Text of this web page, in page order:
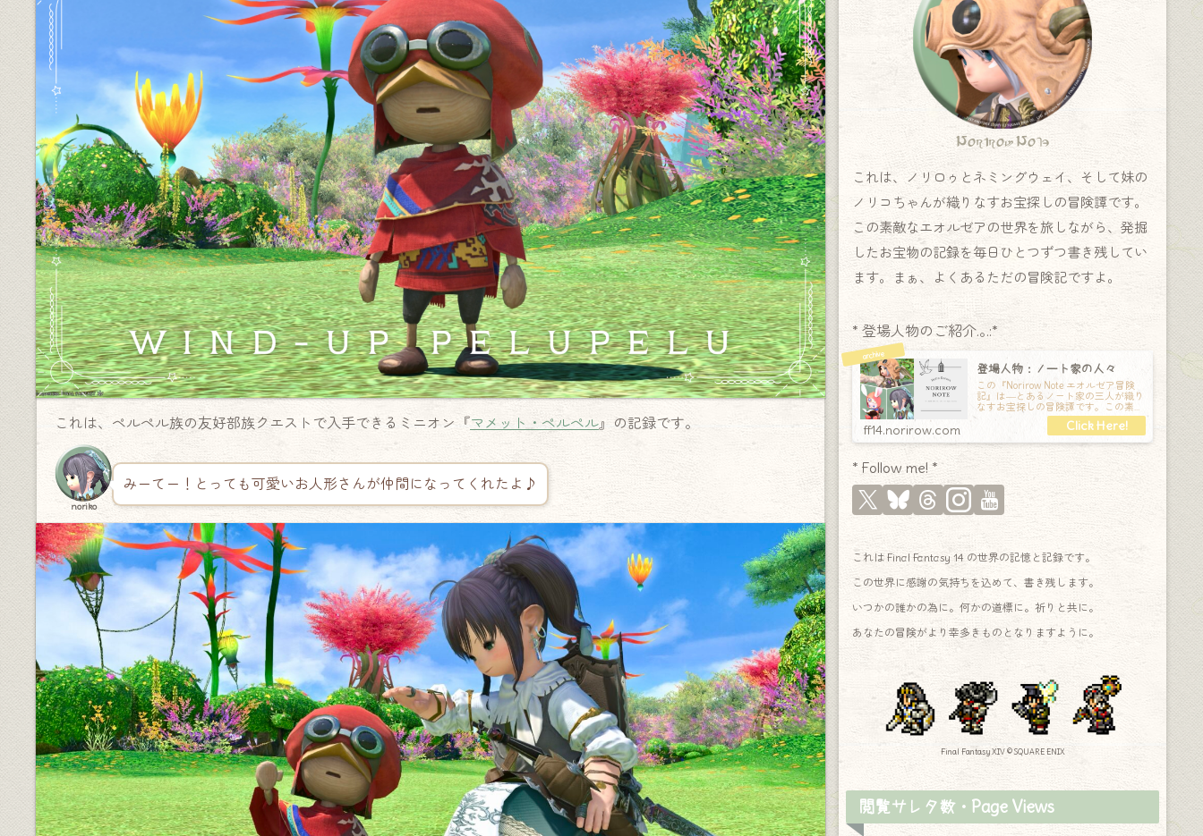
これは、ペルペル族の友好部族クエストで入手できるミニオン『マメット・ペルペル』の記録です。
noriko
みーてー！とっても可愛いお人形さんが仲間になってくれたよ♪
Norirow Note
これは、ノリロゥとネミングウェイ、そして妹の
ノリコちゃんが織りなすお宝探しの冒険譚です。
この素敵なエオルゼアの世界を旅しながら、発掘
したお宝物の記録を毎日ひとつずつ書き残してい
ます。まぁ、よくあるただの冒険記ですよ。
* 登場人物のご紹介.｡.:*
登場人物：ノート家の人々
この『Norirow Note エオルゼア冒険
記』は―とあるノート家の三人が織り
なすお宝探しの冒険譚です。この素敵
な Final Fantasy XIV の世界を旅しな
ff14.norirow.com
* Follow me! *
これは Final Fantasy 14 の世界の記憶と記録です。
この世界に感謝の気持ちを込めて、書き残します。
いつかの誰かの為に。何かの道標に。祈りと共に。
あなたの冒険がより幸多きものとなりますように。
Final Fantasy XIV © SQUARE ENIX
閲覧サレタ数・Page Views